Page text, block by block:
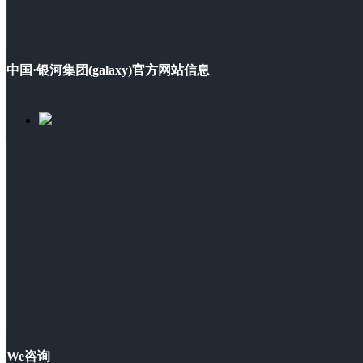
中国·银河集团(galaxy)官方网站信息
We咨询